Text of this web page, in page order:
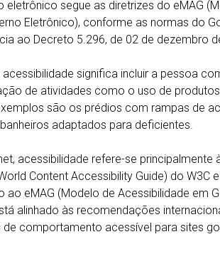
eletrônico segue as diretrizes do eMAG
Eletrônico), conforme as normas do
ao Decreto 5.296, de 02 de dezembro
acessibilidade significa incluir a pessoa
de atividades como o uso de
são os prédios com rampas de
adaptados para deficientes.
acessibilidade refere-se
Content Accessibility Guide) do W3C
ao eMAG (Modelo de Acessibilidade em
alinhado às recomendações
de comportamento acessível para sites